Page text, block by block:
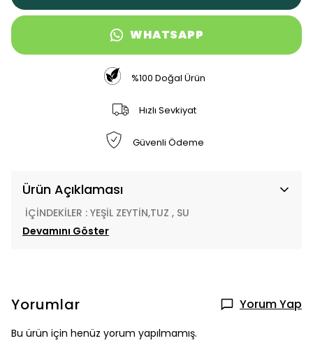
WHATSAPP
%100 Doğal Ürün
Hızlı Sevkiyat
Güvenli Ödeme
Ürün Açıklaması
İÇİNDEKİLER : YEŞİL ZEYTİN,TUZ , SU
Devamını Göster
Yorumlar Yorum Yap
Bu ürün için henüz yorum yapılmamış.